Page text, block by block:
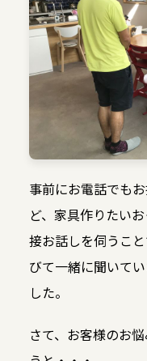
事前にお電話でも
ど、家具作りたい
接お話しを伺うこ
びて一緒に聞いて
した。
さて、お客様のお